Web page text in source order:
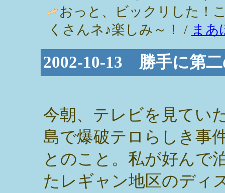
おっと、ビックリした！
くさんネ♪楽しみ～！ / まあ
2002-10-13 勝手に第
今朝、テレビを見てい
島で爆破テロらしき事
とのこと。私が好んで
たレギャン地区のディ